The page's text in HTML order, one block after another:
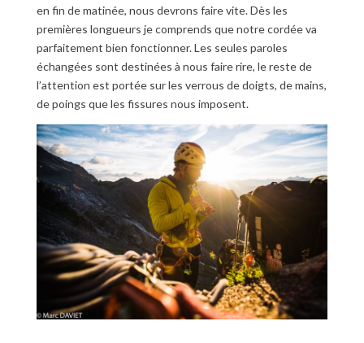
en fin de matinée, nous devrons faire vite. Dès les
premières longueurs je comprends que notre cordée va
parfaitement bien fonctionner. Les seules paroles
échangées sont destinées à nous faire rire, le reste de
l’attention est portée sur les verrous de doigts, de mains,
de poings que les fissures nous imposent.